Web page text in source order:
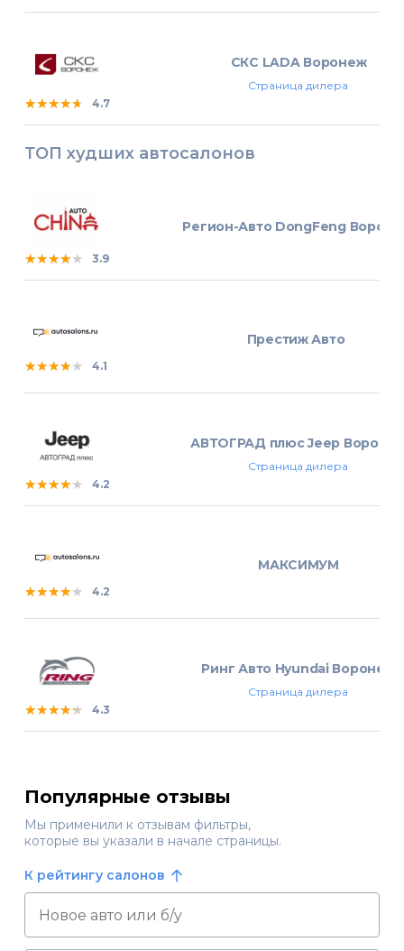
★★★★★
★★★★★
★★★★★ 4.7
СКС LADA Воронеж
Страница дилера
ТОП худших автосалонов
★★★★★
★★★★★
★★★★★ 3.9
Регион-Авто DongFeng
★★★★★
★★★★★
★★★★★ 4.1
Престиж Авто
★★★★★
★★★★★
★★★★★ 4.2
АВТОГРАД плюс Jeep
Страница дилера
★★★★★
★★★★★
★★★★★ 4.2
МАКСИМУМ
★★★★★
★★★★★
★★★★★ 4.3
Ринг Авто Hyundai Воронеж
Страница дилера
Популярные отзывы
Мы применили к отзывам фильтры,
которые вы указали в начале страницы.
К рейтингу салонов